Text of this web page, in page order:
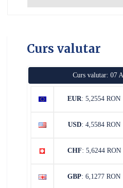
Curs valutar
Curs valutar: 07
EUR: 5,2554 RON
USD: 4,5584 RON
CHF: 5,6244 RON
GBP: 6,1277 RON